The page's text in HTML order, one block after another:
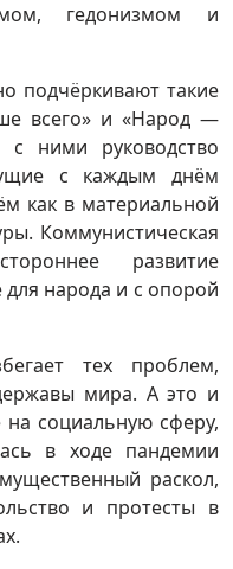
гедонизмом и
подчёркивают такие
всего» и «Народ —
с ними руководство
с каждым днём
как в материальной
Коммунистическая
развитие
для народа и с опорой
тех проблем,
мира. А это и
на социальную сферу,
в ходе пандемии
раскол,
и протесты в